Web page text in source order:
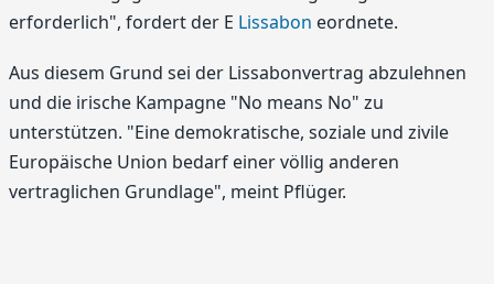
erforderlich", fordert der E Lissabon eordnete.
Aus diesem Grund sei der Lissabonvertrag abzulehnen
und die irische Kampagne "No means No" zu
unterstützen. "Eine demokratische, soziale und zivile
Europäische Union bedarf einer völlig anderen
vertraglichen Grundlage", meint Pflüger.